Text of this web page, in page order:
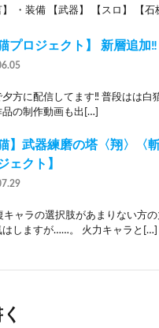
】 ・装備 【武器】 【スロ】 【
猫プロジェクト】 新層追
夕方に配信してます‼ 普段はは
品の制作動画も出[…]
猫】武器練磨の塔〈翔〉
ェクト】
キャラの選択肢があまりない方
はしますが……。 火力キャラと[…]